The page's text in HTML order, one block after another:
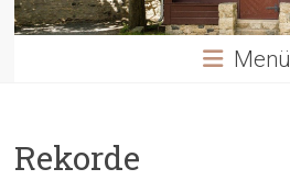
Menü
Rekorde